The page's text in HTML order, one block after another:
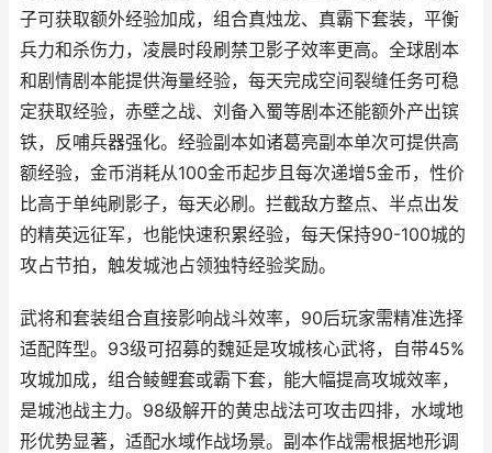
子可获取额外经验加成，组合真烛龙、真霸下套装，平衡
兵力和杀伤力，凌晨时段刷禁卫影子效率更高。全球剧本
和剧情剧本能提供海量经验，每天完成空间裂缝任务可稳
定获取经验，赤壁之战、刘备入蜀等剧本还能额外产出镔
铁，反哺兵器强化。经验副本如诸葛亮副本单次可提供高
额经验，金币消耗从100金币起步且每次递增5金币，性价
比高于单纯刷影子，每天必刷。拦截敌方整点、半点出发
的精英远征军，也能快速积累经验，每天保持90-100城的
攻占节拍，触发城池占领独特经验奖励。
武将和套装组合直接影响战斗效率，90后玩家需精准选择
适配阵型。93级可招募的魏延是攻城核心武将，自带45%
攻城加成，组合鲮鲤套或霸下套，能大幅提高攻城效率，
是城池战主力。98级解开的黄忠战法可攻击四排，水域地
形优势显著，适配水域作战场景。副本作战需根据地形调